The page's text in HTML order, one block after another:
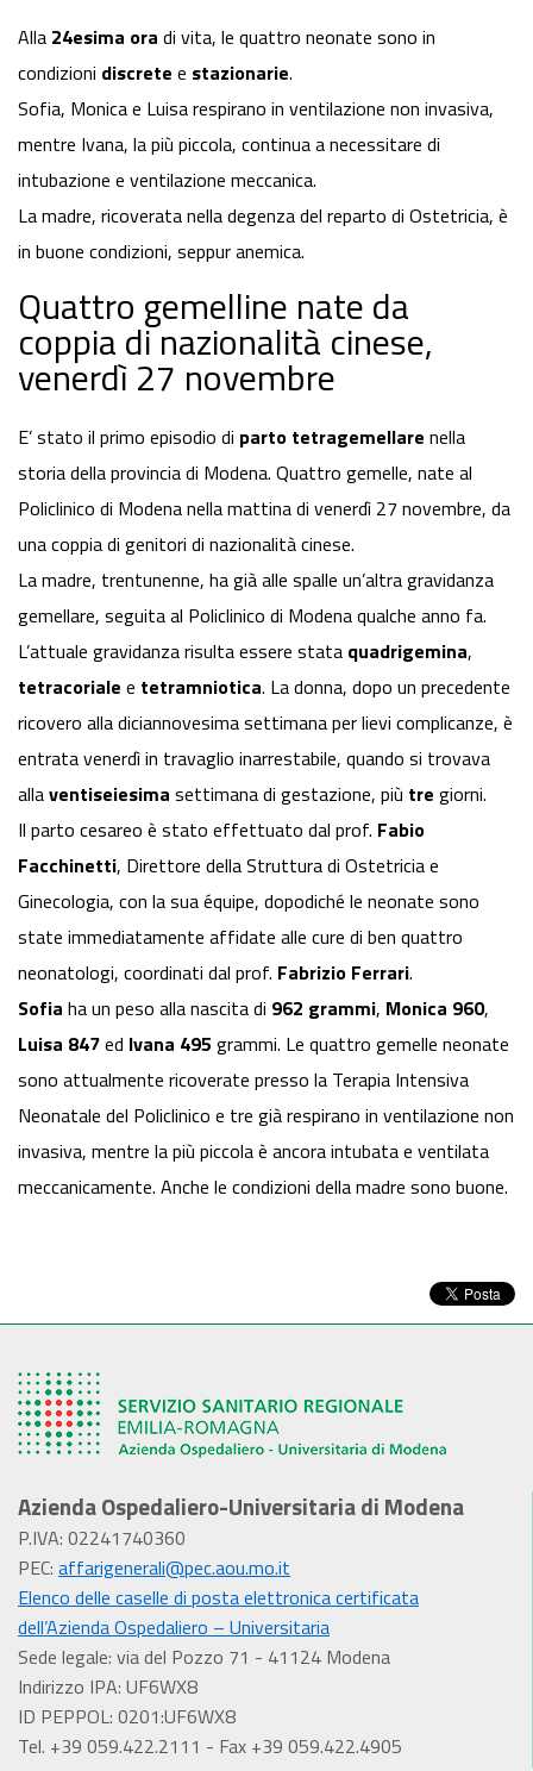
Alla 24esima ora di vita, le quattro neonate sono in
condizioni discrete e stazionarie.
Sofia, Monica e Luisa respirano in ventilazione non invasiva,
mentre Ivana, la più piccola, continua a necessitare di
intubazione e ventilazione meccanica.
La madre, ricoverata nella degenza del reparto di Ostetricia, è
in buone condizioni, seppur anemica.
Quattro gemelline nate da
coppia di nazionalità cinese,
venerdì 27 novembre
E’ stato il primo episodio di parto tetragemellare nella
storia della provincia di Modena. Quattro gemelle, nate al
Policlinico di Modena nella mattina di venerdì 27 novembre, da
una coppia di genitori di nazionalità cinese.
La madre, trentunenne, ha già alle spalle un’altra gravidanza
gemellare, seguita al Policlinico di Modena qualche anno fa.
L’attuale gravidanza risulta essere stata quadrigemina,
tetracoriale e tetramniotica. La donna, dopo un precedente
ricovero alla diciannovesima settimana per lievi complicanze, è
entrata venerdì in travaglio inarrestabile, quando si trovava
allaventiseiesima settimana di gestazione, più tre giorni.
Il parto cesareo è stato effettuato dal prof. Fabio
Facchinetti, Direttore della Struttura di Ostetricia e
Ginecologia, con la sua équipe, dopodiché le neonate sono
state immediatamente affidate alle cure di ben quattro
neonatologi, coordinati dal prof. Fabrizio Ferrari.
Sofia ha un peso alla nascita di 962 grammi, Monica 960,
Luisa 847ed Ivana 495 grammi. Le quattro gemelle neonate
sono attualmente ricoverate presso la Terapia Intensiva
Neonatale del Policlinico e tre già respirano in ventilazione non
invasiva, mentre la più piccola è ancora intubata e ventilata
meccanicamente. Anche le condizioni della madre sono buone.
Azienda Ospedaliero-Universitaria di Modena
P.IVA: 02241740360
PEC: affarigenerali@pec.aou.mo.it
Elenco delle caselle di posta elettronica certificata
dell’Azienda Ospedaliero – Universitaria
Sede legale: via del Pozzo 71 - 41124 Modena
Indirizzo IPA: UF6WX8
ID PEPPOL: 0201:UF6WX8
Tel. +39 059.422.2111 - Fax +39 059.422.4905